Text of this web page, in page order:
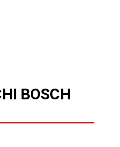
BOSCH